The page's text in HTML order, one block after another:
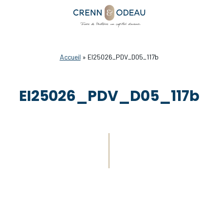
Accueil » EI25026_PDV_D05_117b
EI25026_PDV_D05_117b